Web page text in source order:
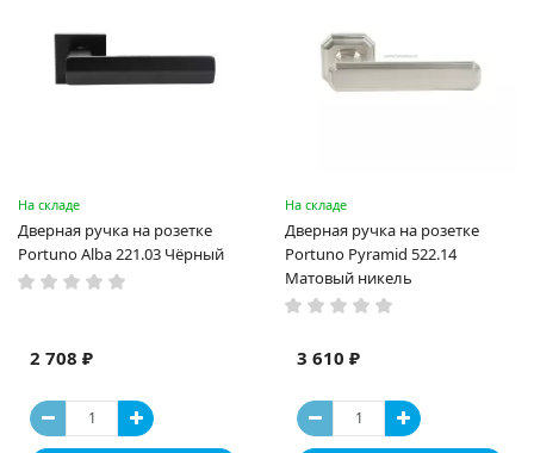
На складе
Дверная ручка на розетке
Portuno Alba 221.03 Чёрный
2 708 ₽
На складе
Дверная ручка на розетке
Portuno Pyramid 522.14
Матовый никель
3 610 ₽